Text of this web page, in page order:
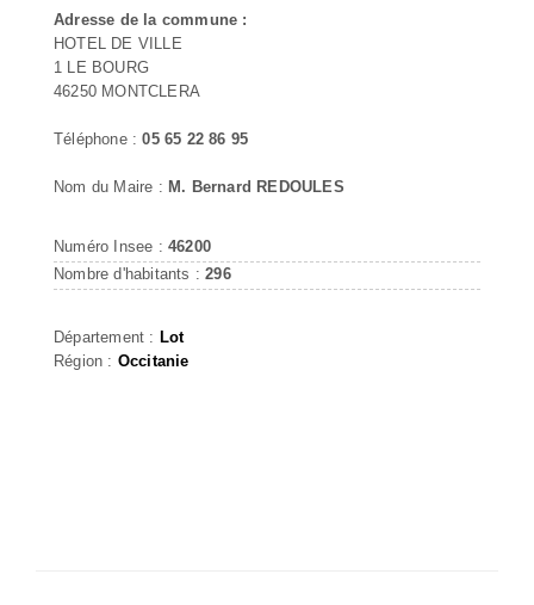
Adresse de la commune :
HOTEL DE VILLE
1 LE BOURG
46250 MONTCLERA
Téléphone :05 65 22 86 95
Nom du Maire : M. Bernard REDOULES
Numéro Insee : 46200
Nombre d'habitants :296
Département : Lot
Région : Occitanie